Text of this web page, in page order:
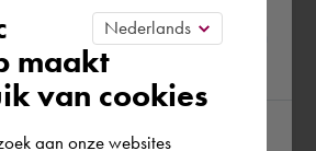
your current
maakt
van cookies
aan onze websites